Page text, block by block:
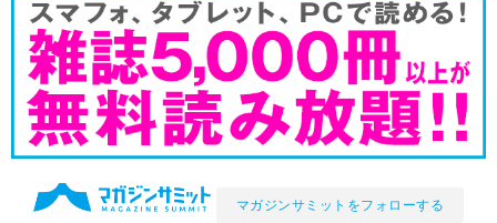
マガジンサミットをフォローする